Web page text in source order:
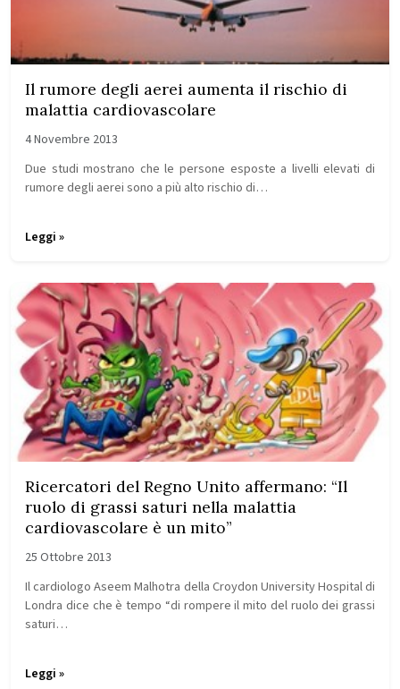
Il rumore degli aerei aumenta il rischio di
malattia cardiovascolare
4 Novembre 2013
Due studi mostrano che le persone esposte a livelli elevati di
rumore degli aerei sono a più alto rischio di…
Leggi »
Ricercatori del Regno Unito affermano: “Il
ruolo di grassi saturi nella malattia
cardiovascolare è un mito”
25 Ottobre 2013
Il cardiologo Aseem Malhotra della Croydon University Hospital di
Londra dice che è tempo “di rompere il mito del ruolo dei grassi
saturi…
Leggi »